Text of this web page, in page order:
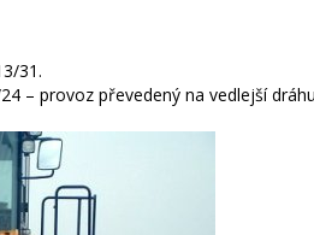
31.
– provoz převedený na vedlejší